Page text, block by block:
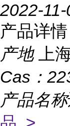
2022-
产品详情
产地
上
Cas：
产品名称